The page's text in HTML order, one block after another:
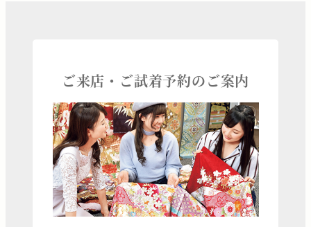
ご来店・ご試着予約のご案内